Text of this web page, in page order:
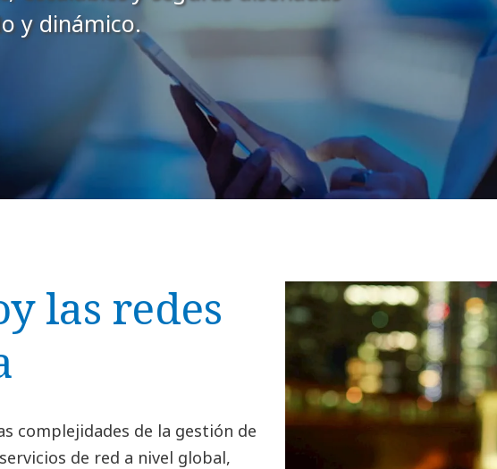
y dinámico.
las redes
complejidades de la gestión de
de red a nivel global,